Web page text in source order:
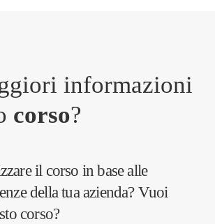
informazioni
corso?
il corso in base alle
della tua azienda? Vuoi
corso?